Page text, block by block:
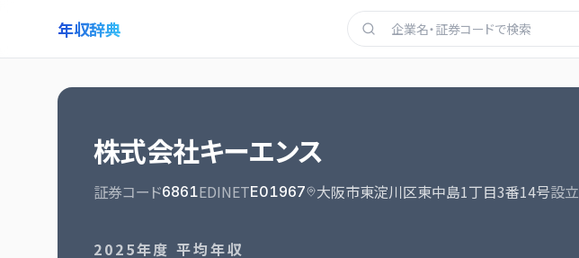
年収辞典
株式会社キーエンス
証券コード6861EDINETE01967 大阪市東淀川区東中島1丁目3番14号設立
2025年度 平均年収